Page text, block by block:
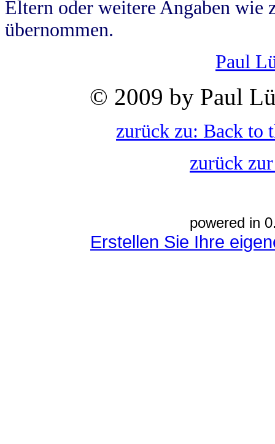
Eltern oder weitere Angaben wie
übernommen.
Paul
© 2009 by Paul
zurück zu: Back to
zurück
powered in
Erstellen Sie Ihre